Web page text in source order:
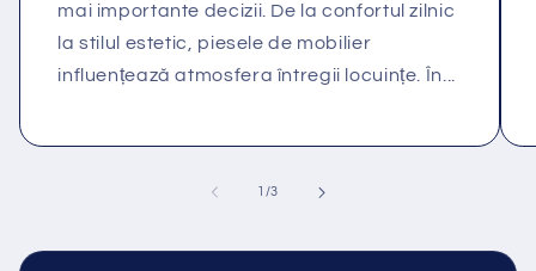
mai importante decizii. De la confortul zilnic
la stilul estetic, piesele de mobilier
influențează atmosfera întregii locuințe. În...
/din
3